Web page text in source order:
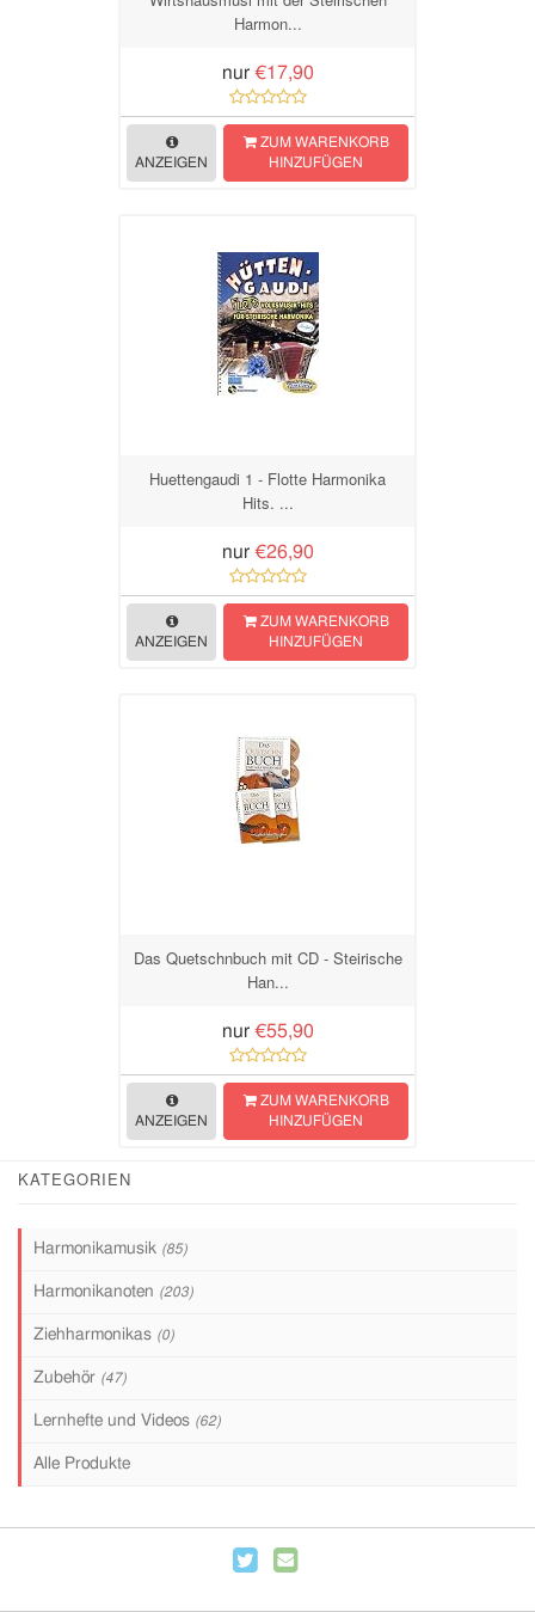
Harmon...
nur €17,90
ANZEIGEN
ZUM WARENKORB
HINZUFÜGEN
Huettengaudi 1 - Flotte Harmonika
Hits. ...
nur €26,90
ANZEIGEN
ZUM WARENKORB
HINZUFÜGEN
Das Quetschnbuch mit CD - Steirische
Han...
nur €55,90
ANZEIGEN
ZUM WARENKORB
HINZUFÜGEN
KATEGORIEN
Harmonikamusik (85)
Harmonikanoten (203)
Ziehharmonikas (0)
Zubehör (47)
Lernhefte und Videos (62)
Alle Produkte